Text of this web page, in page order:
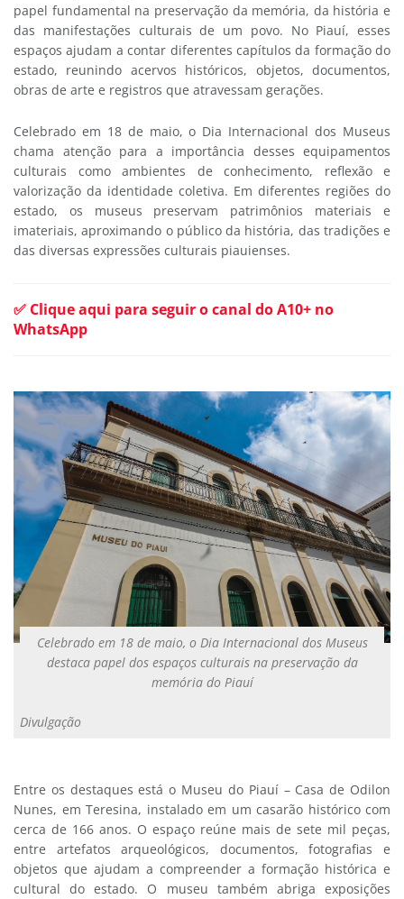
papel fundamental na preservação da memória, da história e
das manifestações culturais de um povo. No Piauí, esses
espaços ajudam a contar diferentes capítulos da formação do
estado, reunindo acervos históricos, objetos, documentos,
obras de arte e registros que atravessam gerações.
Celebrado em 18 de maio, o Dia Internacional dos Museus
chama atenção para a importância desses equipamentos
culturais como ambientes de conhecimento, reflexão e
valorização da identidade coletiva. Em diferentes regiões do
estado, os museus preservam patrimônios materiais e
imateriais, aproximando o público da história, das tradições e
das diversas expressões culturais piauienses.
✅ Clique aqui para seguir o canal do A10+ no
WhatsApp
Celebrado em 18 de maio, o Dia Internacional dos Museus
destaca papel dos espaços culturais na preservação da
memória do Piauí
Divulgação
Entre os destaques está o Museu do Piauí – Casa de Odilon
Nunes, em Teresina, instalado em um casarão histórico com
cerca de 166 anos. O espaço reúne mais de sete mil peças,
entre artefatos arqueológicos, documentos, fotografias e
objetos que ajudam a compreender a formação histórica e
cultural do estado. O museu também abriga exposições